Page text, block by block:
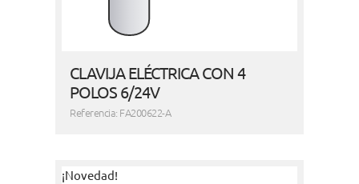
CLAVIJA ELÉCTRICA CON 4
POLOS 6/24V
Referencia: FA200622-A
¡Novedad!